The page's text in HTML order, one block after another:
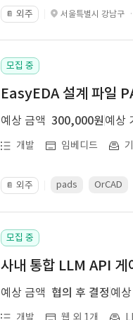
📔 외주 서울특별시 강남구
모집 중
EasyEDA 설계 파일
예상 금액 300,000원 예상
개발 임베디드
📔 외주 pads OrCAD
모집 중
사내 통합 LLM API 게
예상 금액 협의 후 결정 예
개발 웹 외 1개